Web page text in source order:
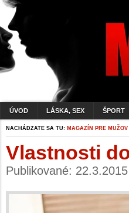
ÚVOD LÁSKA, SEX ŠPORT
NACHÁDZATE SA TU: MAGAZÍN PRE
Vlastnosti
Publikované: